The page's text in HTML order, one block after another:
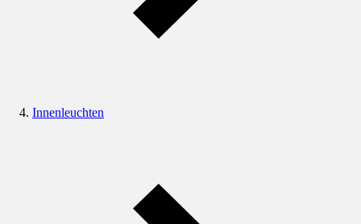
Innenleuchten